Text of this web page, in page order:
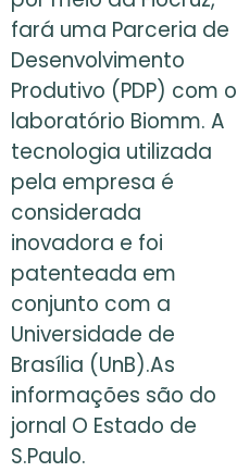
fará uma Parceria de
Desenvolvimento
Produtivo (PDP) com o
laboratório Biomm. A
tecnologia utilizada
pela empresa é
considerada
inovadora e foi
patenteada em
conjunto com a
Universidade de
Brasília (UnB).As
informações são do
jornal O Estado de
S.Paulo.